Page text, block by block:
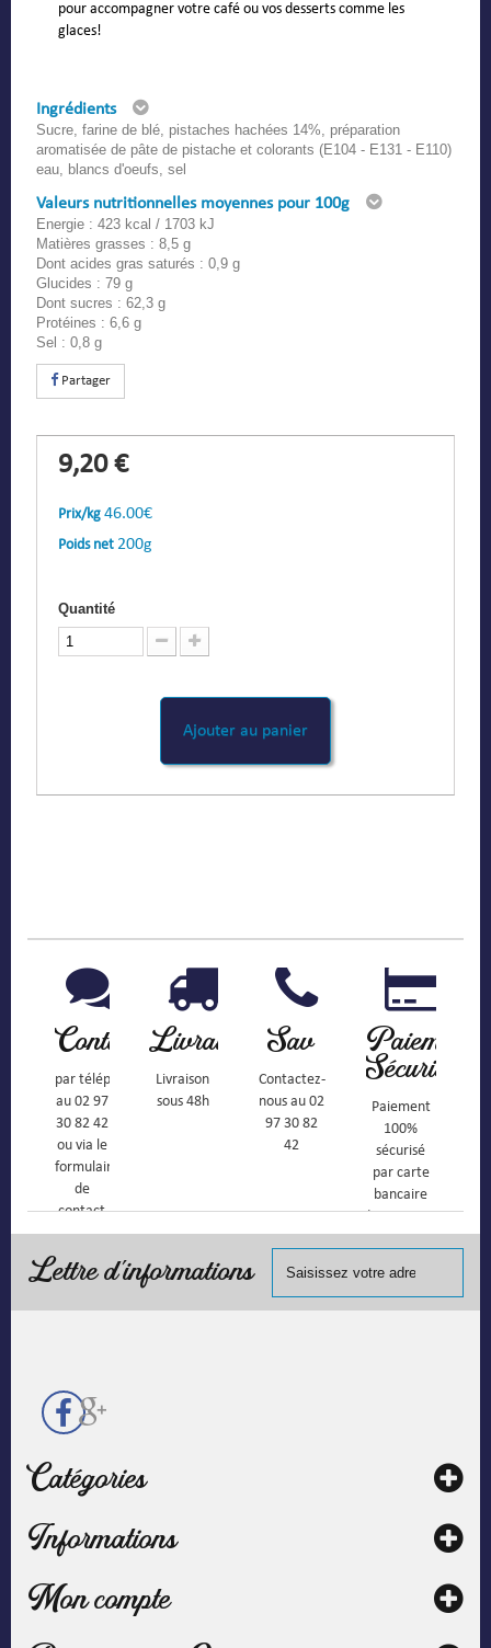
pour accompagner votre café ou vos desserts comme les
glaces!
Ingrédients
Sucre, farine de blé, pistaches hachées 14%, préparation
aromatisée de pâte de pistache et colorants (E104 - E131 - E110)
eau, blancs d'oeufs, sel
Valeurs nutritionnelles moyennes pour 100g
Energie : 423 kcal / 1703 kJ
Matières grasses : 8,5 g
Dont acides gras saturés : 0,9 g
Glucides : 79 g
Dont sucres : 62,3 g
Protéines : 6,6 g
Sel : 0,8 g
Partager
9,20 €
Prix/kg 46.00€
Poids net 200g
Quantité
Ajouter au panier
Contact
par téléphone
au 02 97
30 82 42
ou via le
formulaire
de
contact
Livraison
Livraison
sous 48h
Sav
Contactez-
nous au 02
97 30 82
42
Paiement
Sécurisé
Paiement
100%
sécurisé
par carte
bancaire
(Mastercard,
Visa, ...) et
Lettre d'informations
Catégories
Informations
Mon compte